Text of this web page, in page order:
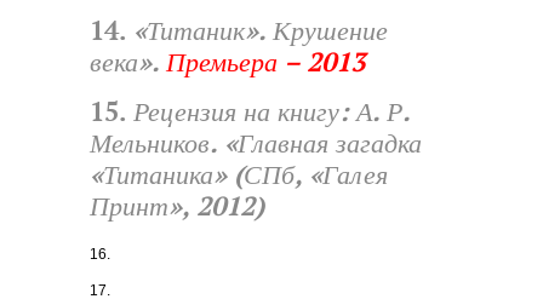
14. «Титаник». Крушение
века». Премьера – 2013
15. Рецензия на книгу: А. Р.
Мельников. «Главная загадка
«Титаника» (СПб, «Галея
Принт», 2012)
16.
17.